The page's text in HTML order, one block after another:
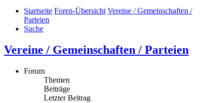
Startseite Foren-Übersicht Vereine / Gemeinschaften /
Parteien
Suche
Vereine / Gemeinschaften / Parteien
Forum
Themen
Beiträge
Letzter Beitrag